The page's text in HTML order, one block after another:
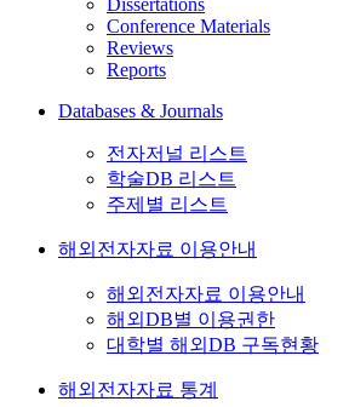
Dissertations
Conference Materials
Reviews
Reports
Databases & Journals
전자저널 리스트
학술DB 리스트
주제별 리스트
해외전자자료 이용안내
해외전자자료 이용안내
해외DB별 이용권한
대학별 해외DB 구독현황
해외전자자료 통계